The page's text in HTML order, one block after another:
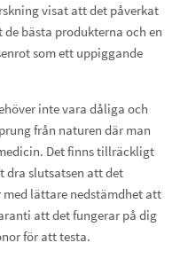
visat att det påverkat
bästa produkterna och en
som ett uppiggande
inte vara dåliga och
från naturen där man
Det finns tillräckligt
dra slutsatsen att det
lättare nedstämdhet att
att det fungerar på dig
för att testa.